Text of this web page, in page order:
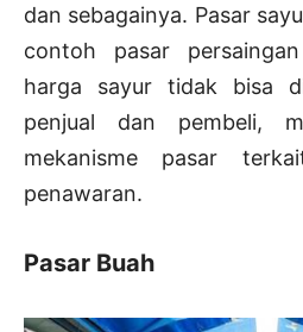
dan sebagainya. Pasar
contoh pasar
harga sayur tidak bisa
penjual dan pembeli,
mekanisme pasar
penawaran.
Pasar Buah